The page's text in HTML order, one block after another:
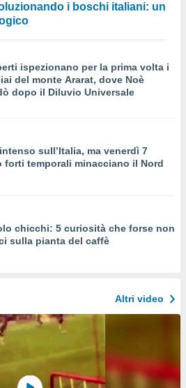
i boschi italiani: un
ispezionano per la prima volta i
del monte Ararat, dove Noè
dopo il Diluvio Universale
sull’Italia, ma venerdì 7
forti temporali minacciano il Nord
chicchi: 5 curiosità che forse non
sulla pianta del caffè
Altri video